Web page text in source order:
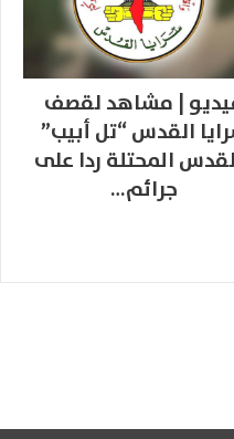
| مشاهد لقصف
القدس “تل أبيب”
المحتلة ردا على
جرائم…